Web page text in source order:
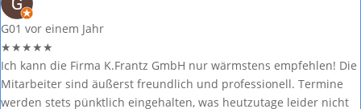
G01 vor einem Jahr
★★★★★
Ich kann die Firma K.Frantz GmbH nur wärmstens empfehlen! Die
Mitarbeiter sind äußerst freundlich und professionell. Termine
werden stets pünktlich eingehalten, was heutzutage leider nicht